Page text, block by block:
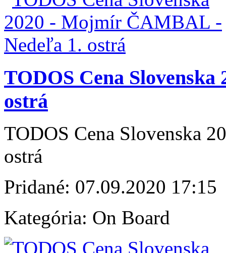
TODOS Cena
ostrá
TODOS Cena Slovenska
ostrá
Pridané: 07.09.2020 17:15
Kategória: On Board